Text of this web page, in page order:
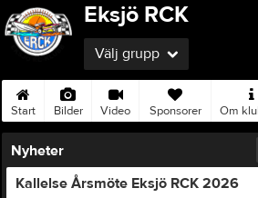
Eksjö RCK
Välj grupp
Start Bilder Video Sponsorer Om
Nyheter
Kallelse Årsmöte Eksjö RCK 2026